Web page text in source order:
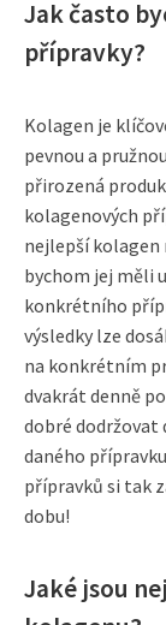
Jak často
přípravky?
Kolagen je
pevnou a
přirozená
kolagenových
nejlepší kolagen
bychom jej měli
konkrétního
výsledky lze
na konkrétním
dvakrát denně
dobré dodržovat
daného
přípravků si tak
dobu!
Jaké jsou